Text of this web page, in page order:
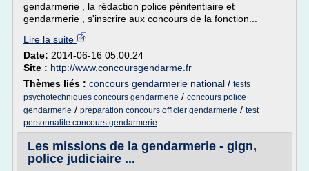
gendarmerie , la rédaction police pénitentiaire et
gendarmerie , s'inscrire aux concours de la fonction...
Lire la suite
Date: 2014-06-16 05:00:24
Site : http://www.concoursgendarme.fr
Thèmes liés : concours gendarmerie national / tests
psychotechniques concours gendarmerie / concours police
gendarmerie / preparation concours officier gendarmerie / test
personnalite concours gendarmerie
Les missions de la gendarmerie - gign,
police judiciaire ...